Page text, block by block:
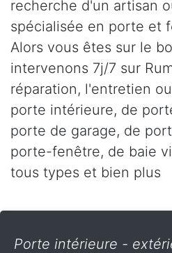
recherche d'un artisan
spécialisée en porte et
Alors vous êtes sur le
intervenons 7j/7 sur
réparation, l'entretien
porte intérieure, de
porte de garage, de
porte-fenêtre, de baie
tous types et bien plus
Porte intérieure -